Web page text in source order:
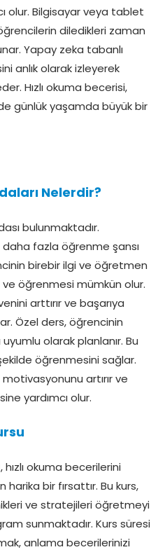
olur. Bilgisayar veya tablet
diledikleri zaman
Yapay zeka tabanlı
anlık olarak izleyerek
Hızlı okuma becerisi,
günlük yaşamda büyük bir
Nelerdir?
bulunmaktadır.
fazla öğrenme şansı
birebir ilgi ve öğretmen
öğrenmesi mümkün olur.
arttırır ve başarıya
Özel ders, öğrencinin
olarak planlanır. Bu
öğrenmesini sağlar.
artırır ve
yardımcı olur.
, hızlı okuma becerilerini
bir fırsattır. Bu kurs,
ve stratejileri öğretmeyi
sunmaktadır. Kurs süresi
anlama becerilerinizi